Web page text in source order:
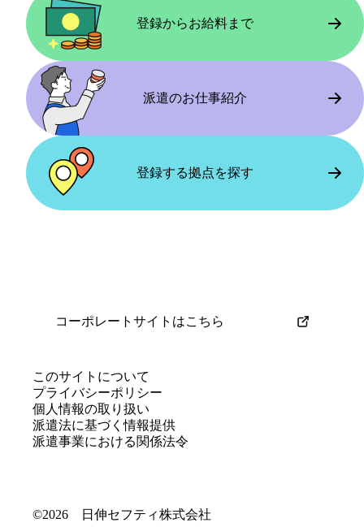
たりと温かい雰囲気です。初めてでもな
じみやすく、安心して働ける環境だと感
じました。
働き方とこれから応募する方へ
週3日ほど、扶養内で働いています。シフ
トの融通が利くので、家庭を大切にしな
がら働きたい方にもおすすめです。
実際に働いてみて
幅広い年代の方が働いていて安心しまし
た。適度に体を動かす作業が多く、良い
運動にもなっています。無理な作業はな
く、自分のペースで続けられています。
現場の雰囲気
落ち着いた雰囲気で、皆さん黙々と作業
に取り組んでいます。年齢に関係なく一
働き方とこれから応募する方へ
ます。体力面が不安な方でも安心して始
められると思いますし、新しいことに挑
戦する良いきっかけになると思います。
最初に不安だったこと
本当に二人一緒に働けるのか、現場で
別々になってしまわないかが不安でし
た。
実際に働いてみて
面談から現場まで一緒に配慮してもらえ
も孤独感を感じることはありませんでし
た。分からないことも友達同士で教え合
えるので、作業にもすぐ慣れました。
大学の長期休みや週末を利用して、単発
登録からお給料まで
派遣のお仕事紹介
登録する拠点を探す
コーポレートサイトはこちら
このサイトについて
プライバシーポリシー
個人情報の取り扱い
派遣法に基づく情報提供
派遣事業における関係法令
©2026 日伸セフティ株式会社